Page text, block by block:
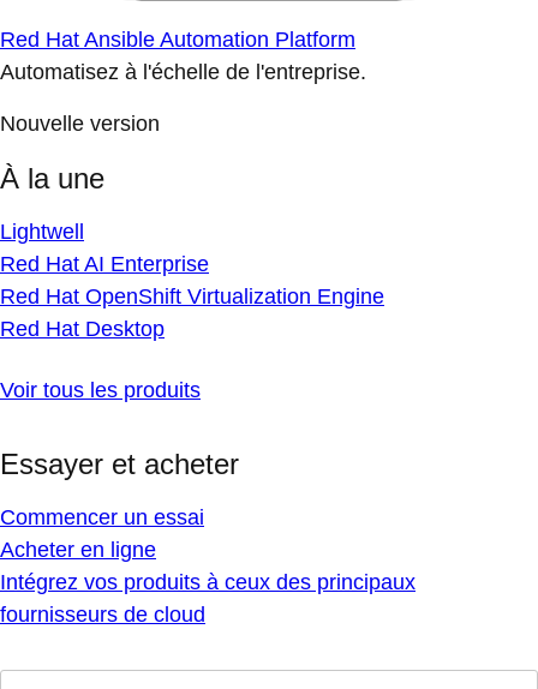
Red Hat Ansible Automation Platform
Automatisez à l'échelle de l'entreprise.
Nouvelle version
À la une
Lightwell
Red Hat AI Enterprise
Red Hat OpenShift Virtualization Engine
Red Hat Desktop
Voir tous les produits
Essayer et acheter
Commencer un essai
Acheter en ligne
Intégrez vos produits à ceux des principaux
fournisseurs de cloud